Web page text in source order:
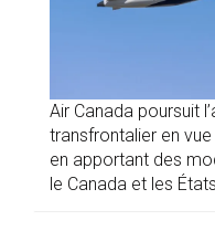
Air Canada poursuit
transfrontalier en
en apportant des
le Canada et les